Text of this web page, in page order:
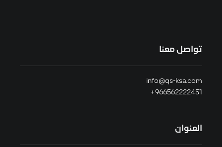
تواصل معنا
info@qs-ksa.com
966562222451+
العنوان